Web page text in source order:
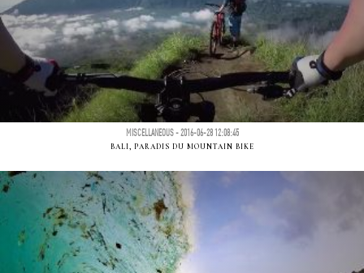
MISCELLANEOUS - 2016-06-28 12:08:45
BALI, PARADIS DU MOUNTAIN BIKE